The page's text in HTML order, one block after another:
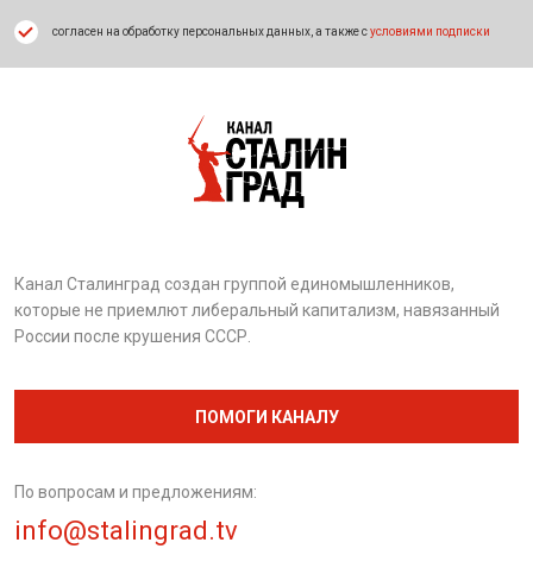
согласен на обработку персональных данных, а также сусловиями подписки
Канал Сталинград создан группой единомышленников,
которые не приемлют либеральный капитализм, навязанный
России после крушения СССР.
ПОМОГИ КАНАЛУ
По вопросам и предложениям:
info@stalingrad.tv